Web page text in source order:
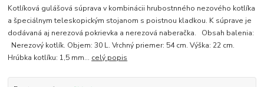
Kotlíková gulášová súprava v kombinácii hrubostnného nezového kotlíka
a špeciálnym teleskopickým stojanom s poistnou kladkou. K súprave je
dodávaná aj nerezová pokrievka a nerezová naberačka. Obsah balenia:
Nerezový kotlík. Objem: 30 L. Vrchný priemer: 54 cm. Výška: 22 cm.
Hrúbka kotlíku: 1,5 mm... celý popis